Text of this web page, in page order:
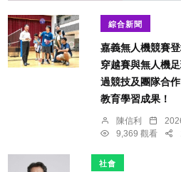
綜合新聞
嘉義無人機競賽
穿越賽與無人機
過競技及團隊合
教育學習成果！
陳信利
9,369 觀看
社會